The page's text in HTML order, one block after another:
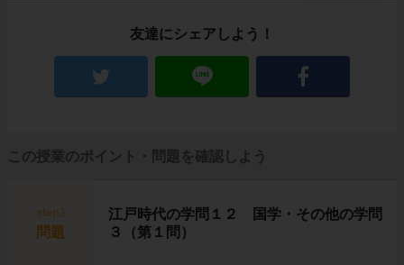
友達にシェアしよう！
この授業のポイント・問題を確認しよう
step1
問題
江戸時代の学問１２ 国学・その他の学問
３（第１問）